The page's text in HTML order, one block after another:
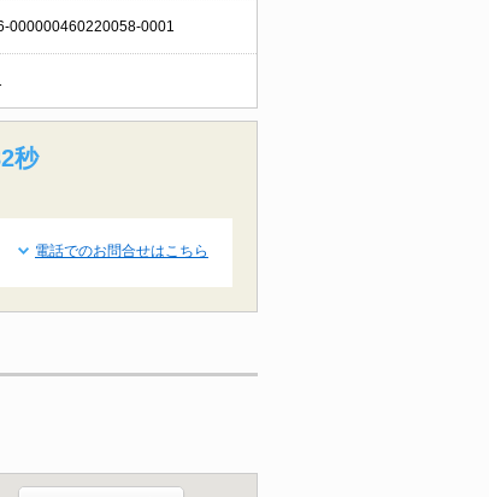
000000460220058-0001
秒
電話でのお問合せはこちら